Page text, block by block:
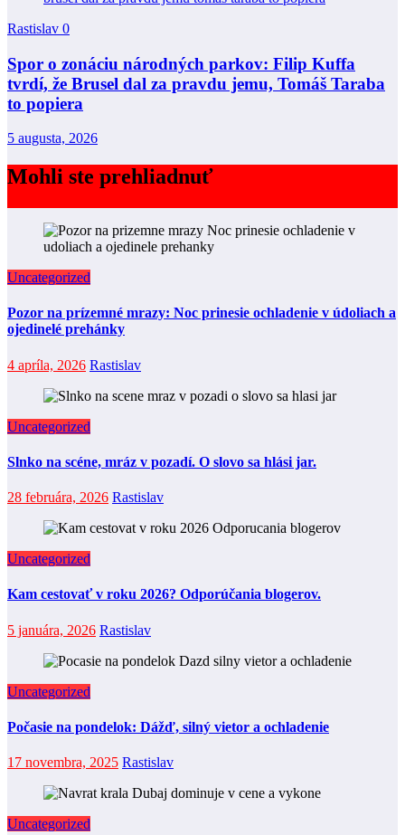
Rastislav 0
Spor o zonáciu národných parkov: Filip Kuffa
tvrdí, že Brusel dal za pravdu jemu, Tomáš Taraba
to popiera
5 augusta, 2026
Mohli ste prehliadnuť
Uncategorized
Pozor na prízemné mrazy: Noc prinesie ochladenie v údoliach a
ojedinelé prehánky
4 apríla, 2026 Rastislav
Uncategorized
Slnko na scéne, mráz v pozadí. O slovo sa hlási jar.
28 februára, 2026 Rastislav
Uncategorized
Kam cestovať v roku 2026? Odporúčania blogerov.
5 januára, 2026 Rastislav
Uncategorized
Počasie na pondelok: Dážď, silný vietor a ochladenie
17 novembra, 2025 Rastislav
Uncategorized